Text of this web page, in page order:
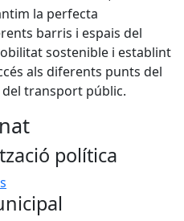
la perfecta
barris i espais del
sostenible i establint
als diferents punts del
transport públic.
política